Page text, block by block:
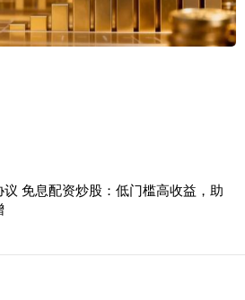
免息配资炒股：低门槛高收益，助